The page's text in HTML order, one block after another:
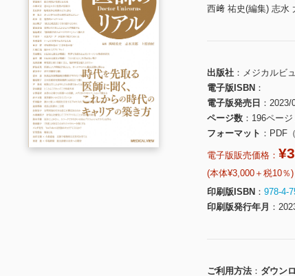
西﨑 祐史(編集) 志水
出版社
メジカルビ
電子版ISBN
電子版発売日
2023/
ページ数
196ページ
フォーマット
PDF
電子版販売価格：
(本体¥3,000＋税10％)
印刷版ISBN
978-4-
印刷版発行年月
ご利用方法
ダウン